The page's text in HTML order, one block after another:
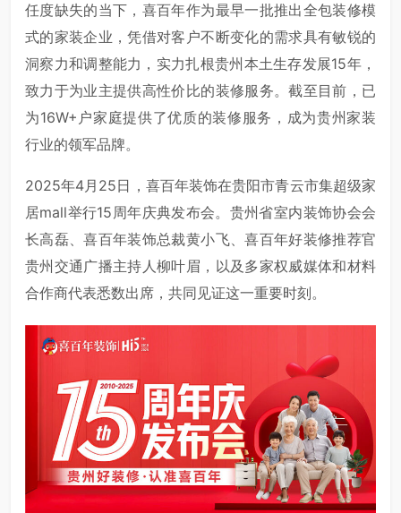
任度缺失的当下，喜百年作为最早一批推出全包装修模
式的家装企业，凭借对客户不断变化的需求具有敏锐的
洞察力和调整能力，实力扎根贵州本土生存发展15年，
致力于为业主提供高性价比的装修服务。截至目前，已
为16W+户家庭提供了优质的装修服务，成为贵州家装
行业的领军品牌。
2025年4月25日，喜百年装饰在贵阳市青云市集超级家
居mall举行15周年庆典发布会。贵州省室内装饰协会会
长高磊、喜百年装饰总裁黄小飞、喜百年好装修推荐官
贵州交通广播主持人柳叶眉，以及多家权威媒体和材料
合作商代表悉数出席，共同见证这一重要时刻。